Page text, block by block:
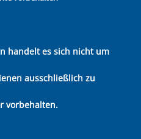
handelt es sich nicht um
ausschließlich zu
vorbehalten.